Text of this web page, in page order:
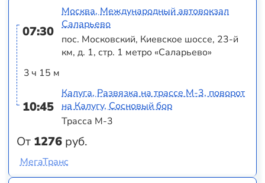
07:30
3 ч 15 м
10:45
От 1276 руб.
Москва, Международный автовокзал
Саларьево
пос. Московский, Киевское шоссе, 23-й
км, д. 1, стр. 1 метро «Саларьево»
Калуга, Развязка на трассе М-3, поворот
на Калугу, Сосновый бор
Трасса М-3
МегаТранс